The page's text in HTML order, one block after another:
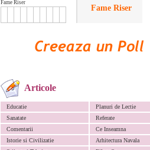
Fame Riser
Fame Riser
Articole
Educatie
Planuri de Lectie
Sanatate
Referate
Comentarii
Ce Inseamna
Istorie si Civilizatie
Arhitectura Navala